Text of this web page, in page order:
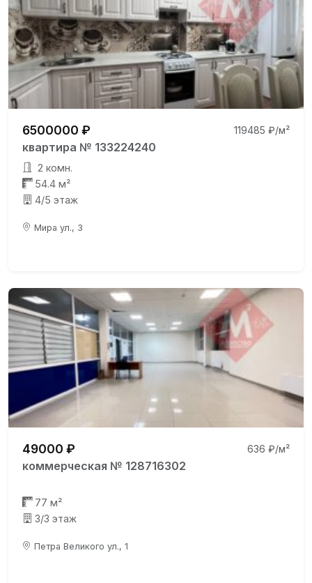
6500000 ₽ 119485 ₽/м²
квартира № 133224240
2 комн.
54.4 м²
4/5 этаж
Мира ул., 3
49000 ₽ 636 ₽/м²
коммерческая № 128716302
77 м²
3/3 этаж
Петра Великого ул., 1